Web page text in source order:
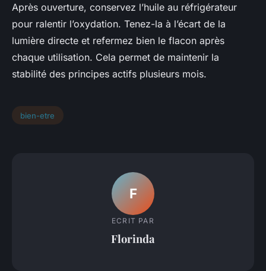
Après ouverture, conservez l’huile au réfrigérateur
pour ralentir l’oxydation. Tenez-la à l’écart de la
lumière directe et refermez bien le flacon après
chaque utilisation. Cela permet de maintenir la
stabilité des principes actifs plusieurs mois.
bien-etre
F
ECRIT PAR
Florinda